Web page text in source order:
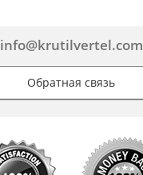
info@krutilvertel.com
Обратная связь